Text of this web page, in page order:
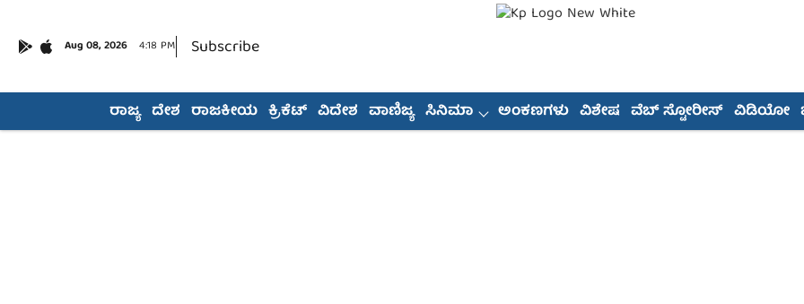
Aug 08, 2026 4:18 PM Subscribe
ರಾಜ್ಯ ದೇಶ ರಾಜಕೀಯ ಕ್ರಿಕೆಟ್ ವಿದೇಶ ವಾಣಿಜ್ಯ ಸಿನಿಮಾ ಅಂಕಣಗಳು ವಿಶೇಷ ವೆಬ್ ಸ್ಟೋರೀಸ್ ವಿಡಿಯೋ